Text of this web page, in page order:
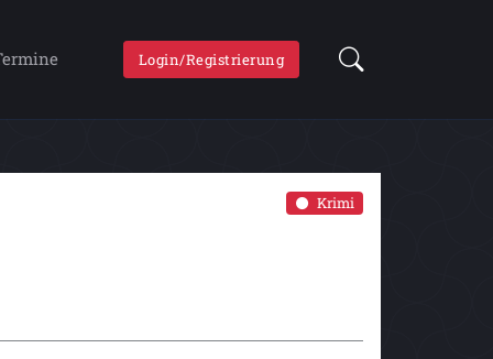
Login/Registrierung
Krimi